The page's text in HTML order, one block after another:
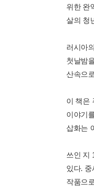
위한 완
살의 청
러시아
첫날밤
산속으
이 책은
이야기
삽화는
쓰인 지
있다.
작품으